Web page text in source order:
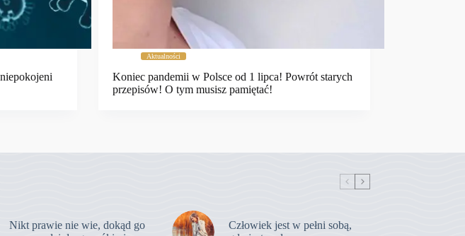
Aktualności
Koniec pandemii w Polsce od 1 lipca! Powrót starych
przepisów! O tym musisz pamiętać!
Nikt prawie nie wie, dokąd go
Człowiek jest w pełni sobą,